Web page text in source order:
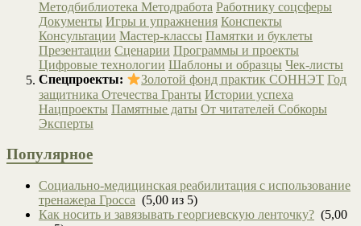
Методбиблиотека Методработа Работнику соцсферы
Документы Игры и упражнения Конспекты
Консультации Мастер-классы Памятки и буклеты
Презентации Сценарии Программы и проекты
Цифровые технологии Шаблоны и образцы Чек-листы
Спецпроекты:
Золотой фонд практик СОННЭТ Год
защитника Отечества Гранты Истории успеха
Нацпроекты Памятные даты От читателей Собкоры
Эксперты
Популярное
Социально-медицинская реабилитация с использование
тренажера Гросса (5,00 из 5)
Как носить и завязывать георгиевскую ленточку? (5,00